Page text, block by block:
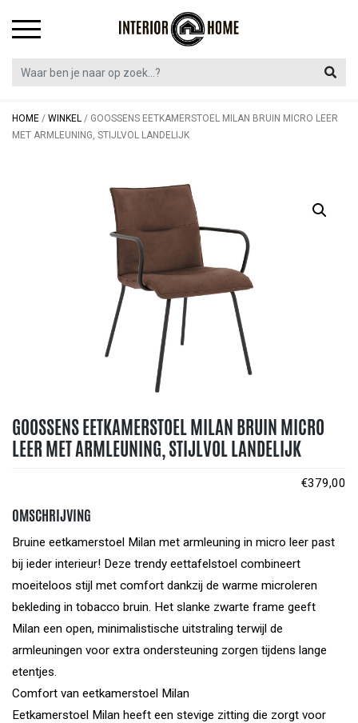
HOME / WINKEL / GOOSSENS EETKAMERSTOEL MILAN BRUIN MICRO LEER
MET ARMLEUNING, STIJLVOL LANDELIJK
GOOSSENS EETKAMERSTOEL MILAN BRUIN MICRO
LEER MET ARMLEUNING, STIJLVOL LANDELIJK
€379,00
OMSCHRIJVING
Bruine eetkamerstoel Milan met armleuning in micro leer past
bij ieder interieur! Deze trendy eettafelstoel combineert
moeiteloos stijl met comfort dankzij de warme microleren
bekleding in tobacco bruin. Het slanke zwarte frame geeft
Milan een open, minimalistische uitstraling terwijl de
armleuningen voor extra ondersteuning zorgen tijdens lange
etentjes.
Comfort van eetkamerstoel Milan
Eetkamerstoel Milan heeft een stevige zitting die zorgt voor